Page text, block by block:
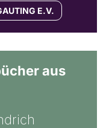
E.V.
aus